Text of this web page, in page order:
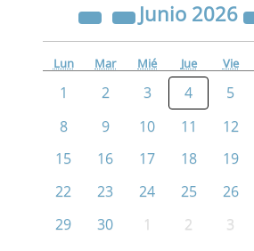
Junio 2026
Lun Mar Mié Jue Vie
1 2 3 4 5
8
9 10 11 12
15
16 17 18 19
22
23 24 25 26
29
30 1 2 3